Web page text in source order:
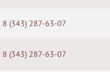
8 (343) 287-63-07
8 (343) 287-63-07